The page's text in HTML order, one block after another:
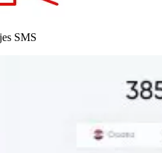
SMS